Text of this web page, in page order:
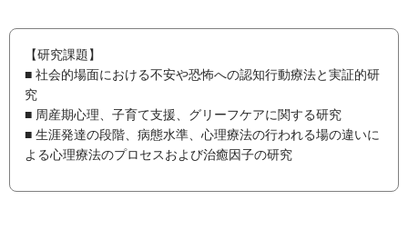
【研究課題】
■ 社会的場面における不安や恐怖への認知行動療法と実証的研
究
■ 周産期心理、子育て支援、グリーフケアに関する研究
■ 生涯発達の段階、病態水準、心理療法の行われる場の違いに
よる心理療法のプロセスおよび治癒因子の研究